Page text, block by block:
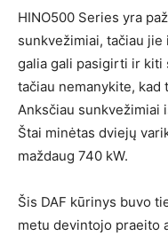
HINO500 Series yra
sunkvežimiai, tačiau
galia gali pasigirti ir kiti
tačiau nemanykite, kad
Anksčiau sunkvežimiai
Štai minėtas dviejų
maždaug 740 kW.
Šis DAF kūrinys buvo
metu devintojo praeito